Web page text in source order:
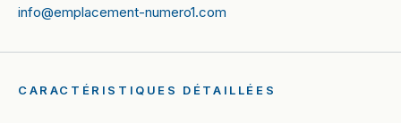
info@emplacement-numero1.com
CARACTÉRISTIQUES DÉTAILLÉES